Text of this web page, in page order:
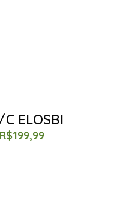
ELOSBI
R$199,99